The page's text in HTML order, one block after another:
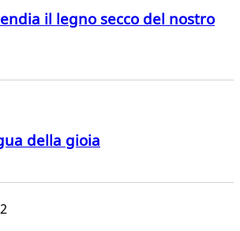
il legno secco del nostro
della gioia